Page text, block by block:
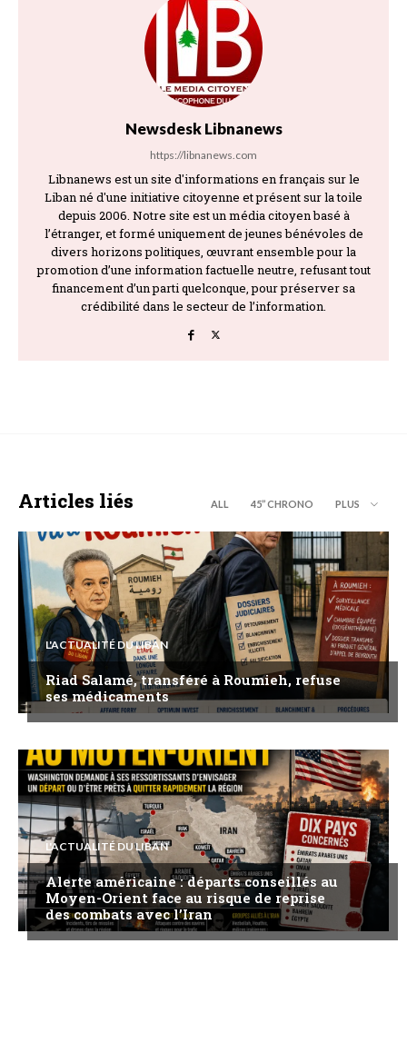
Newsdesk Libnanews
https://libnanews.com
Libnanews est un site d'informations en français sur le
Liban né d'une initiative citoyenne et présent sur la toile
depuis 2006. Notre site est un média citoyen basé à
l’étranger, et formé uniquement de jeunes bénévoles de
divers horizons politiques, œuvrant ensemble pour la
promotion d’une information factuelle neutre, refusant tout
financement d’un parti quelconque, pour préserver sa
crédibilité dans le secteur de l’information.
Articles liés ALL 45’’ CHRONO PLUS
L'ACTUALITÉ DU LIBAN
Riad Salamé, transféré à Roumieh, refuse
ses médicaments
L'ACTUALITÉ DU LIBAN
Alerte américaine : départs conseillés au
Moyen-Orient face au risque de reprise
des combats avec l’Iran